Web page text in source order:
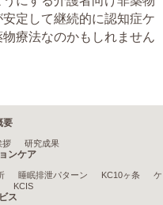
定して継続的に認知症ケ
療法なのかもしれません
要
拶 研究成果
ンケア
睡眠排泄パターン KC10ヶ条
ケ
KCIS
ス